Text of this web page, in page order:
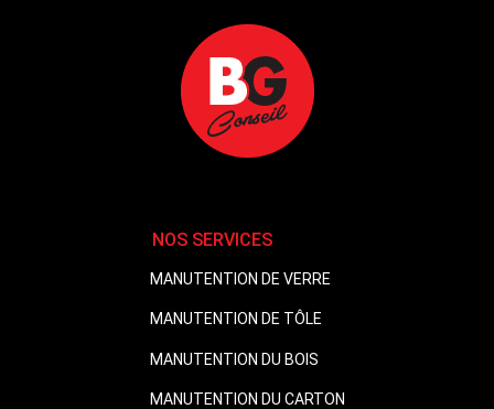
NOS SERVICES
MANUTENTION DE VERRE
MANUTENTION DE TÔLE
MANUTENTION DU BOIS
MANUTENTION DU CARTON